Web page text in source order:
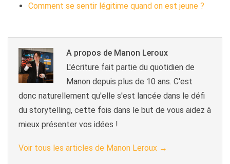
Comment se sentir légitime quand on est jeune ?
A propos de Manon Leroux
L'écriture fait partie du quotidien de
Manon depuis plus de 10 ans. C'est
donc naturellement qu'elle s'est lancée dans le défi
du storytelling, cette fois dans le but de vous aidez à
mieux présenter vos idées !
Voir tous les articles de Manon Leroux →